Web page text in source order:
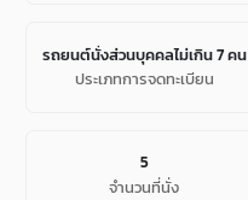
รถยนต์นั่งส่วนบุคคลไม่เกิน 7 คน
ประเภทการจดทะเบียน
5
จํานวนที่นั่ง